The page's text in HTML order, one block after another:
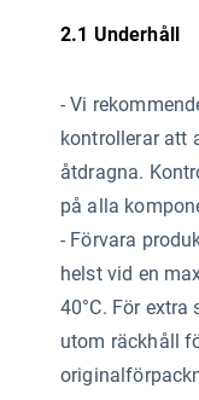
2.1 Underhåll
- Vi
kontrollerar att
åtdragna.
på alla
- Förvara
helst vid en
40°C. För
utom räckhåll